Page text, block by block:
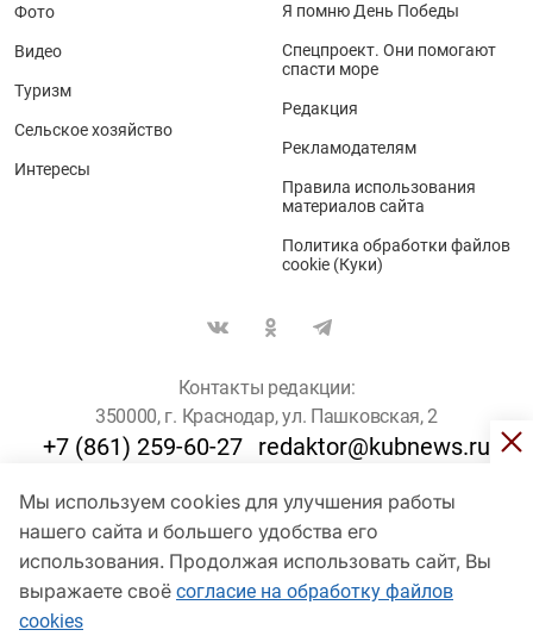
Мы используем cookies для улучшения работы
нашего сайта и большего удобства его
использования. Продолжая использовать сайт, Вы
выражаете своё согласие на обработку файлов
cookies
Фото
Видео
Туризм
Сельское хозяйство
Интересы
Я помню День Победы
Спецпроект. Они помогают
спасти море
Редакция
Рекламодателям
Правила использования
материалов сайта
Политика обработки файлов
cookie (Куки)
Контакты редакции:
350000, г. Краснодар, ул. Пашковская, 2
+7 (861) 259-60-27 redaktor@kubnews.ru
Для пользователей старше 16 лет
© Кубанские Новости, 2017
Сетевое издание «kubnews» зарегистрировано Федеральной
службой по надзору в сфере связи, информационных технологий
и массовых коммуникаций (Роскомнадзор). Регистрационный